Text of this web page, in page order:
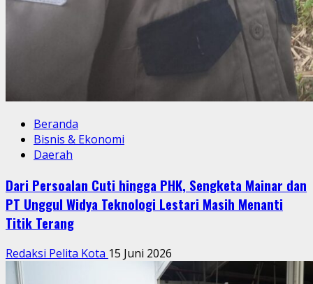
Beranda
Bisnis & Ekonomi
Daerah
Dari Persoalan Cuti hingga PHK, Sengketa Mainar dan
PT Unggul Widya Teknologi Lestari Masih Menanti
Titik Terang
Redaksi Pelita Kota 15 Juni 2026